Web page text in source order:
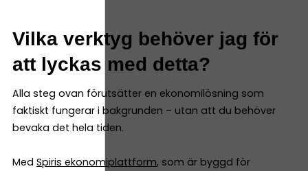
Vilka verktyg behöver jag för
att lyckas med detta?
Alla steg ovan förutsätter en ekonomilösning som
faktiskt fungerar i bakgrunden – utan att du behöver
bevaka det hela tiden.
Med Spiris ekonomiplattform, som är byggd för